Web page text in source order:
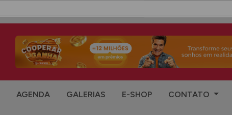
AGENDA GALERIAS E-SHOP CONTATO